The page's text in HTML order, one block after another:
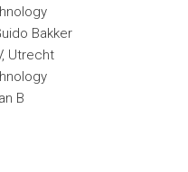
Bakker
Utrecht
B